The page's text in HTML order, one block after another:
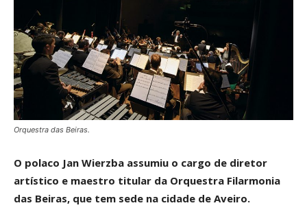
Orquestra das Beiras.
O polaco Jan Wierzba assumiu o cargo de diretor
artístico e maestro titular da Orquestra Filarmonia
das Beiras, que tem sede na cidade de Aveiro.